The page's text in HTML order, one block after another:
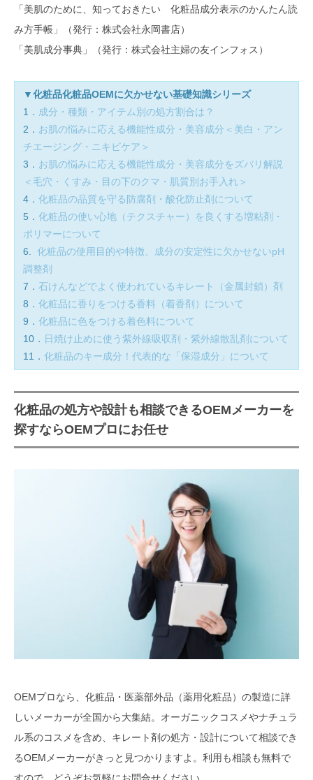
「美肌のために、知っておきたい 化粧品成分表示のかんたん読
み方手帳」（発行：株式会社永岡書店）
「美肌成分事典」（発行：株式会社主婦の友インフォス）
▼化粧品化粧品OEMに欠かせない基礎知識シリーズ
1． 成分・種類・アイテム別の処方割合は？
2． お肌の悩みに応える機能性成分・美容成分＜美白・アン
チエージング・ニキビケア＞
3． お肌の悩みに応える機能性成分・美容成分をズバリ解説
＜毛穴・くすみ・目の下のクマ・肌質別お手入れ＞
4． 化粧品の品質を守る防腐剤・酸化防止剤について
5． 化粧品の使い心地（テクスチャー）を良くする増粘剤・
ポリマーについて
6. 化粧品の使用目的や特徴、成分の安定性に欠かせないpH
調整剤
7． 石けんなどでよく使われているキレート（金属封鎖）剤
8． 化粧品に香りをつける香料（着香剤）について
9． 化粧品に色をつける着色料について
10． 日焼け止めに使う紫外線吸収剤・紫外線散乱剤について
11． 化粧品のキー成分！代表的な「保湿成分」について
化粧品の処方や設計も相談できるOEMメーカーを
探すならOEMプロにお任せ
OEMプロなら、化粧品・医薬部外品（薬用化粧品）の製造に詳
しいメーカーが全国から大集結。オーガニックコスメやナチュラ
ル系のコスメを含め、キレート剤の処方・設計について相談でき
るOEMメーカーがきっと見つかりますよ。利用も相談も無料で
すので、どうぞお気軽にお問合せください。